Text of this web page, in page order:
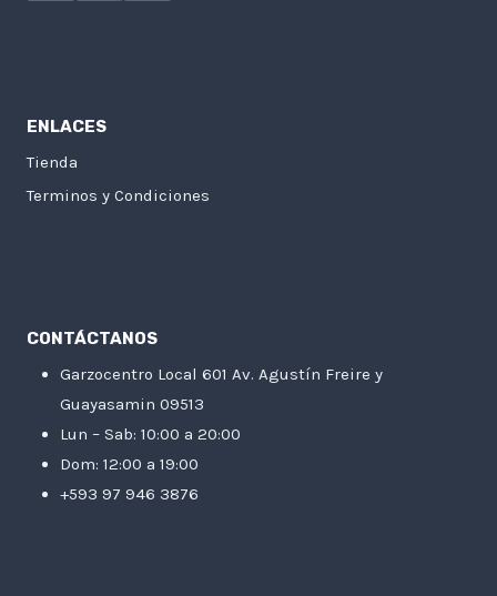
ENLACES
Tienda
Terminos y Condiciones
CONTÁCTANOS
Garzocentro Local 601 Av. Agustín Freire y
Guayasamin 09513
Lun – Sab: 10:00 a 20:00
Dom: 12:00 a 19:00
+593 97 946 3876